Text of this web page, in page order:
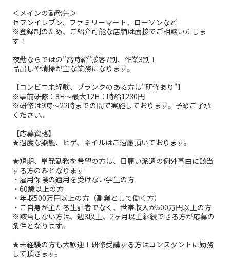
＜メインの勤務先＞
セブンイレブン、ファミリーマート、ローソンなど
※登録制のため、ご紹介可能な店舗は面接でご相談いたしま
す！
夜勤ならではの”高時給”接客7割、作業3割！
品出しや清掃が主な業務になります。
【コンビニ未経験、ブランクのある方は"研修あり"】
※事前研修：8H～最大12H：時給1230円
※研修は9時～22時までの間で実施しております。予めご了承
ください。
【応募資格】
★過度な染髪、ヒゲ、ネイルはご遠慮頂いております。
★短期、単発勤務を希望の方は、日雇い派遣の例外事由に該当
する方のみとなります
・雇用保険の適用を受けない学生の方
・60歳以上の方
・年収500万円以上の方（副業として働く方）
・ご自身が主たる生計者でなく、世帯収入が500万円以上の方
※該当しない方は、週3以上、2ヶ月以上継続できる方が応募の
条件となります。
★未経験の方も大歓迎！研修受講する方はコンスタントに勤務
して頂きます。